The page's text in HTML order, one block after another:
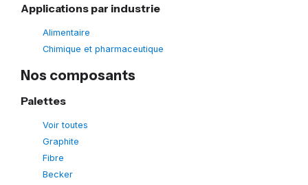
Applications par industrie
Alimentaire
Chimique et pharmaceutique
Nos composants
Palettes
Voir toutes
Graphite
Fibre
Becker